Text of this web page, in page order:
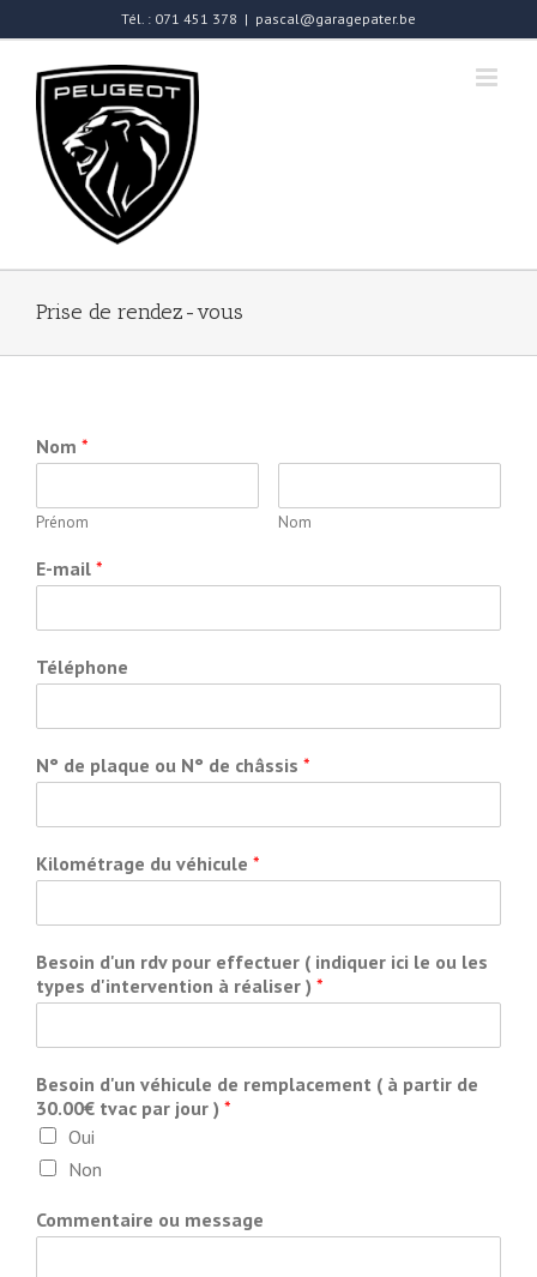
au
Tél. : 071 451 378 | pascal@garagepater.be
Prise de rendez-vous
Nom *
Prénom Nom
E-mail *
Téléphone
N° de plaque ou N° de châssis *
Kilométrage du véhicule *
Besoin d'un rdv pour effectuer ( indiquer ici le ou les
types d'intervention à réaliser ) *
Besoin d'un véhicule de remplacement ( à partir de
30.00€ tvac par jour ) *
Oui
Non
Commentaire ou message